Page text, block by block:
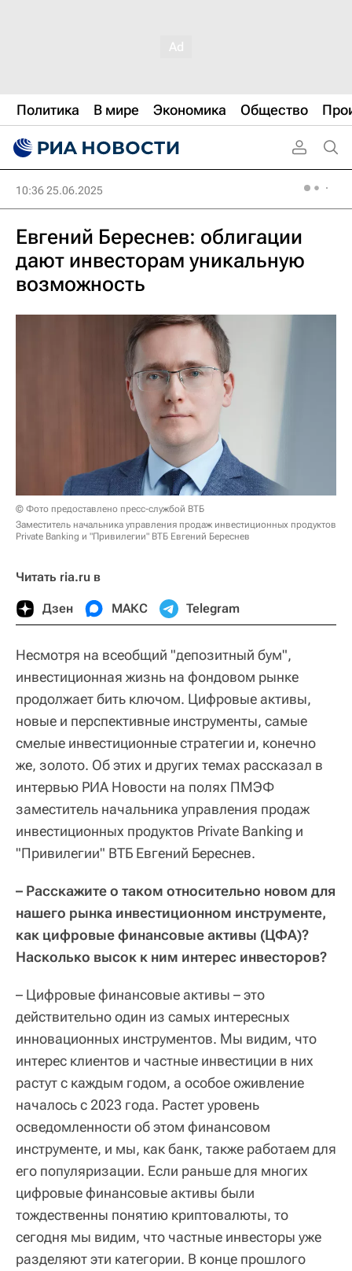
Политика В мире Экономика Общество
10:36 25.06.2025
Евгений Береснев: облигации
дают инвесторам уникальную
возможность
© Фото предоставлено пресс-службой ВТБ
Заместитель начальника управления продаж инвестиционных продуктов
Private Banking и "Привилегии" ВТБ Евгений Береснев
Читать ria.ru в
Дзен МАКС Telegram
Несмотря на всеобщий "депозитный бум",
инвестиционная жизнь на фондовом рынке
продолжает бить ключом. Цифровые активы,
новые и перспективные инструменты, самые
смелые инвестиционные стратегии и, конечно
же, золото. Об этих и других темах рассказал в
интервью РИА Новости на полях ПМЭФ
заместитель начальника управления продаж
инвестиционных продуктов Private Banking и
"Привилегии" ВТБ Евгений Береснев.
– Расскажите о таком относительно новом для
нашего рынка инвестиционном инструменте,
как цифровые финансовые активы (ЦФА)?
Насколько высок к ним интерес инвесторов?
– Цифровые финансовые активы – это
действительно один из самых интересных
инновационных инструментов. Мы видим, что
интерес клиентов и частные инвестиции в них
растут с каждым годом, а особое оживление
началось с 2023 года. Растет уровень
осведомленности об этом финансовом
инструменте, и мы, как банк, также работаем для
его популяризации. Если раньше для многих
цифровые финансовые активы были
тождественны понятию криптовалюты, то
сегодня мы видим, что частные инвесторы уже
разделяют эти категории. В конце прошлого